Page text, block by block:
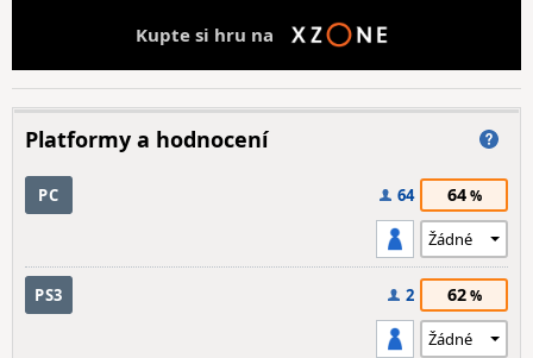
Kupte si hru na
Platformy a hodnocení
PC 64 64
PS3 2 62